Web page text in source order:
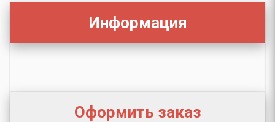
Информация
Оформить заказ